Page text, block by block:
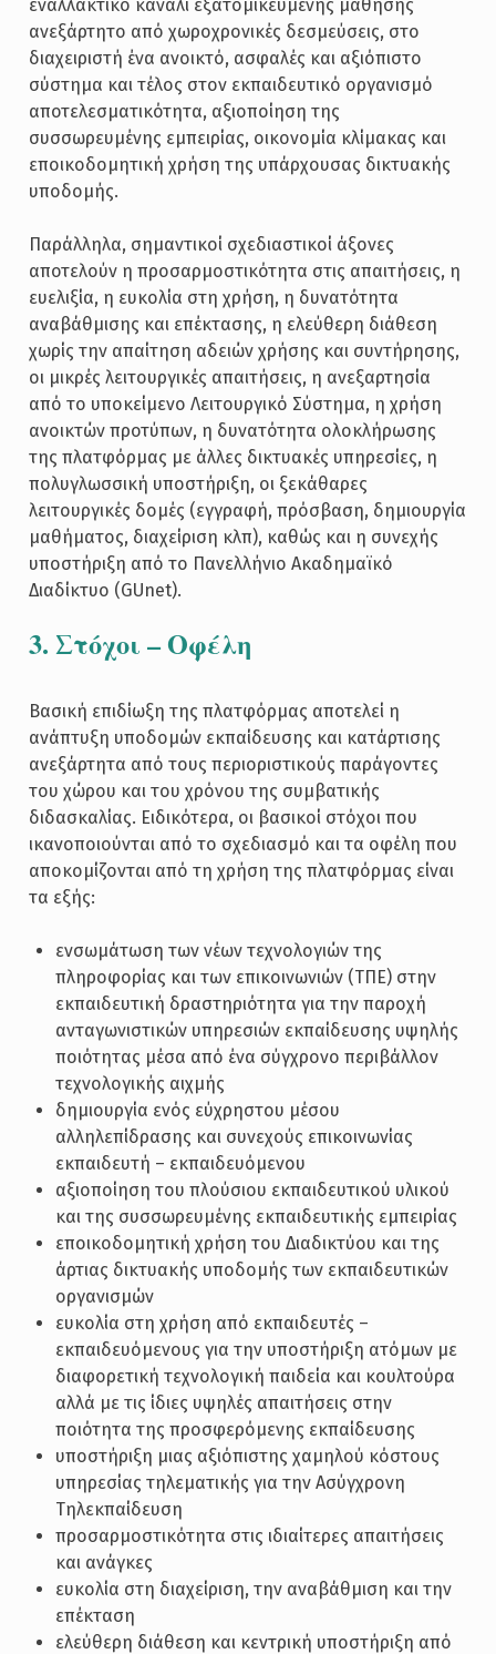
εναλλακτικό κανάλι εξατομικευμένης μάθησης
ανεξάρτητο από χωροχρονικές δεσμεύσεις, στο
διαχειριστή ένα ανοικτό, ασφαλές και αξιόπιστο
σύστημα και τέλος στον εκπαιδευτικό οργανισμό
αποτελεσματικότητα, αξιοποίηση της
συσσωρευμένης εμπειρίας, οικονομία κλίμακας και
εποικοδομητική χρήση της υπάρχουσας δικτυακής
υποδομής.
Παράλληλα, σημαντικοί σχεδιαστικοί άξονες
αποτελούν η προσαρμοστικότητα στις απαιτήσεις, η
ευελιξία, η ευκολία στη χρήση, η δυνατότητα
αναβάθμισης και επέκτασης, η ελεύθερη διάθεση
χωρίς την απαίτηση αδειών χρήσης και συντήρησης,
οι μικρές λειτουργικές απαιτήσεις, η ανεξαρτησία
από το υποκείμενο Λειτουργικό Σύστημα, η χρήση
ανοικτών προτύπων, η δυνατότητα ολοκλήρωσης
της πλατφόρμας με άλλες δικτυακές υπηρεσίες, η
πολυγλωσσική υποστήριξη, οι ξεκάθαρες
λειτουργικές δομές (εγγραφή, πρόσβαση, δημιουργία
μαθήματος, διαχείριση κλπ), καθώς και η συνεχής
υποστήριξη από το Πανελλήνιο Ακαδημαϊκό
Διαδίκτυο (GUnet).
3. Στόχοι – Οφέλη
Βασική επιδίωξη της πλατφόρμας αποτελεί η
ανάπτυξη υποδομών εκπαίδευσης και κατάρτισης
ανεξάρτητα από τους περιοριστικούς παράγοντες
του χώρου και του χρόνου της συμβατικής
διδασκαλίας. Ειδικότερα, οι βασικοί στόχοι που
ικανοποιούνται από το σχεδιασμό και τα οφέλη που
αποκομίζονται από τη χρήση της πλατφόρμας είναι
τα εξής:
ενσωμάτωση των νέων τεχνολογιών της
πληροφορίας και των επικοινωνιών (ΤΠΕ) στην
εκπαιδευτική δραστηριότητα για την παροχή
ανταγωνιστικών υπηρεσιών εκπαίδευσης υψηλής
ποιότητας μέσα από ένα σύγχρονο περιβάλλον
τεχνολογικής αιχμής
δημιουργία ενός εύχρηστου μέσου
αλληλεπίδρασης και συνεχούς επικοινωνίας
εκπαιδευτή – εκπαιδευόμενου
αξιοποίηση του πλούσιου εκπαιδευτικού υλικού
και της συσσωρευμένης εκπαιδευτικής εμπειρίας
εποικοδομητική χρήση του Διαδικτύου και της
άρτιας δικτυακής υποδομής των εκπαιδευτικών
οργανισμών
ευκολία στη χρήση από εκπαιδευτές –
εκπαιδευόμενους για την υποστήριξη ατόμων με
διαφορετική τεχνολογική παιδεία και κουλτούρα
αλλά με τις ίδιες υψηλές απαιτήσεις στην
ποιότητα της προσφερόμενης εκπαίδευσης
υποστήριξη μιας αξιόπιστης χαμηλού κόστους
υπηρεσίας τηλεματικής για την Ασύγχρονη
Τηλεκπαίδευση
προσαρμοστικότητα στις ιδιαίτερες απαιτήσεις
και ανάγκες
ευκολία στη διαχείριση, την αναβάθμιση και την
επέκταση
ελεύθερη διάθεση και κεντρική υποστήριξη από